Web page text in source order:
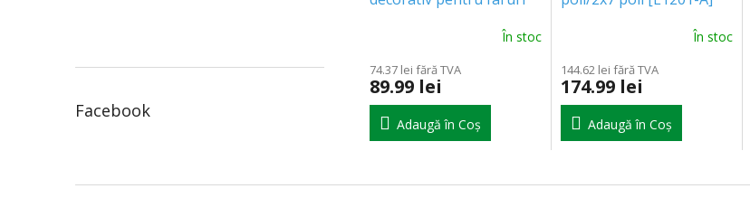
Facebook
În stoc
74.37 lei fără TVA
89.99 lei
Adaugă în Coş
În stoc
144.62 lei fără TVA
174.99 lei
Adaugă în Coş